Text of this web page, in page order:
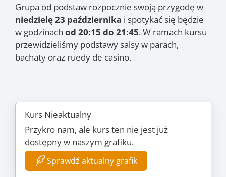
Grupa od podstaw rozpocznie swoją przygodę w
niedzielę 23 października i spotykać się będzie
w godzinach od 20:15 do 21:45. W ramach kursu
przewidzieliśmy podstawy salsy w parach,
bachaty oraz ruedy de casino.
Kurs Nieaktualny
Przykro nam, ale kurs ten nie jest już
dostępny w naszym grafiku.
Sprawdź aktualny grafik